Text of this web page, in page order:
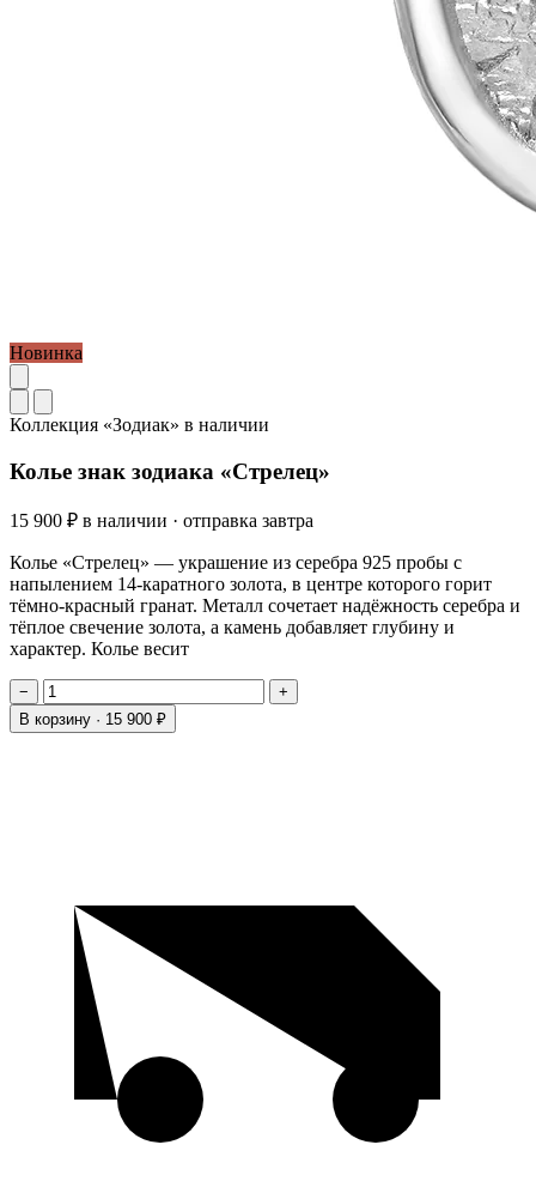
Новинка
Коллекция «Зодиак» в наличии
Колье знак зодиака «Стрелец»
15 900 ₽ в наличии · отправка завтра
Колье «Стрелец» — украшение из серебра 925 пробы с
напылением 14-каратного золота, в центре которого горит
тёмно-красный гранат. Металл сочетает надёжность серебра и
тёплое свечение золота, а камень добавляет глубину и
характер. Колье весит
−
+
В корзину · 15 900 ₽